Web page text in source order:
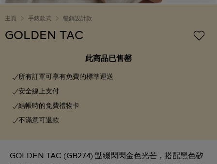
主頁 手錶款式 暢銷設計款
GOLDEN TAC
此商品已售罄
所有訂單可享有免費的標準運送
安全線上支付
結帳時的免費禮物卡
不滿意可退款
GOLDEN TAC (GB274) 點綴閃閃金色光芒，搭配黑色矽